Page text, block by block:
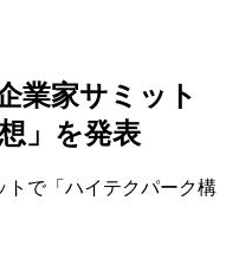
業家サミット
」を発表
トで「ハイテクパーク構